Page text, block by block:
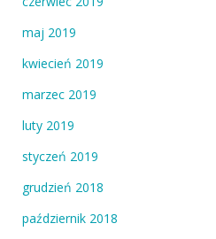
maj 2019
kwiecień 2019
marzec 2019
luty 2019
styczeń 2019
grudzień 2018
październik 2018